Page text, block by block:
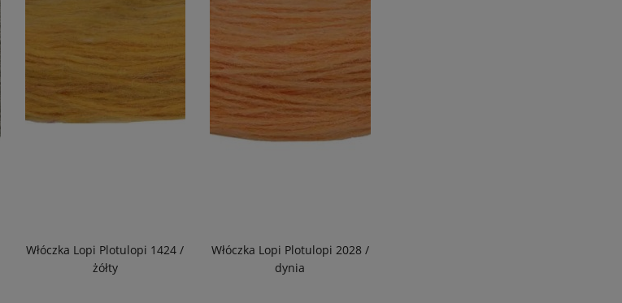
FILTRUJ
Włóczka Lopi Plotulopi 1424 /
żółty
Włóczka Lopi Plotulopi 2028 /
dynia